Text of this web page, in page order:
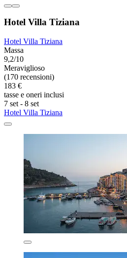
Hotel Villa Tiziana
Hotel Villa Tiziana
Massa
9,2/10
Meraviglioso
(170 recensioni)
183 €
tasse e oneri inclusi
7 set - 8 set
Hotel Villa Tiziana